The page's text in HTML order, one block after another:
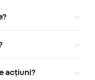
acțiuni?